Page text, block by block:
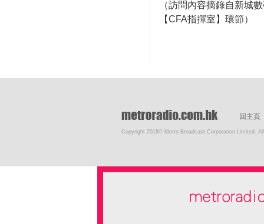
（訪問內容摘錄自新城
【CFA指揮室】環節）
回主頁
Copyright 2018© Metro Broadcast Corporation Limited.